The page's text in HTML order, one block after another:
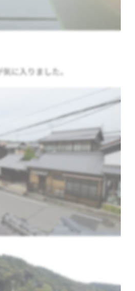
に入りました。